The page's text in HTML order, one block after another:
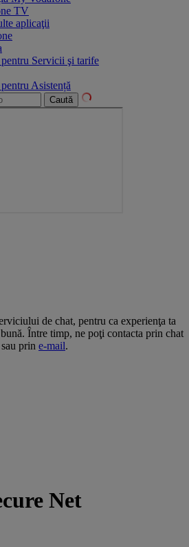
TV
aplicaţii
Servicii şi tarife
Asistență
Caută
de chat, pentru ca experienţa ta
Între timp, ne poţi contacta prin chat
sau prin e-mail.
Net